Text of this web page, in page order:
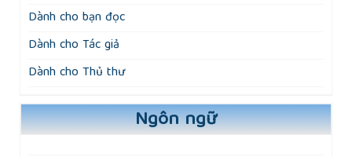
Dành cho bạn đọc
Dành cho Tác giả
Dành cho Thủ thư
Ngôn ngữ